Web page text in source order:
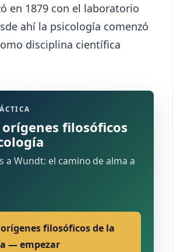
en 1879 con el laboratorio
ahí la psicología comenzó
disciplina científica
orígenes filosóficos
a Wundt: el camino de alma a
orígenes filosóficos de la
— empezar